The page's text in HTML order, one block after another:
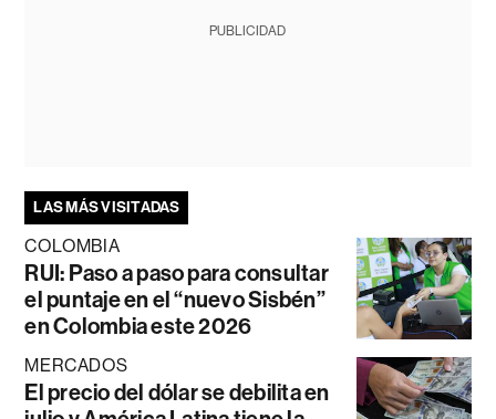
PUBLICIDAD
LAS MÁS VISITADAS
COLOMBIA
RUI: Paso a paso para consultar
el puntaje en el “nuevo Sisbén”
en Colombia este 2026
MERCADOS
El precio del dólar se debilita en